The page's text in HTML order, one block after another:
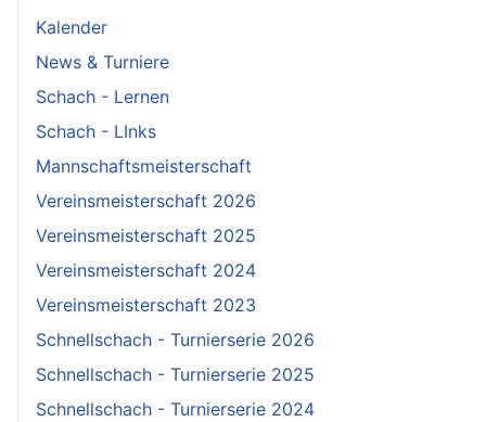
Kalender
News & Turniere
Schach - Lernen
Schach - LInks
Mannschaftsmeisterschaft
Vereinsmeisterschaft 2026
Vereinsmeisterschaft 2025
Vereinsmeisterschaft 2024
Vereinsmeisterschaft 2023
Schnellschach - Turnierserie 2026
Schnellschach - Turnierserie 2025
Schnellschach - Turnierserie 2024